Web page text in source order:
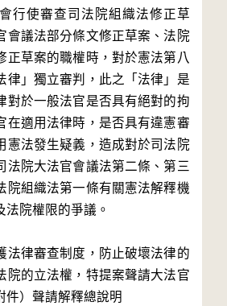
行使審查司法院組織法修正草
會議法部分條文修正草案、法院
正草案的職權時，對於憲法第八
律」獨立審判，此之「法律」是
對於一般法官是否具有絕對的拘
在適用法律時，是否具有違憲審
憲法發生疑義，造成對於司法院
法院大法官會議法第二條、第三
院組織法第一條有關憲法解釋機
法院權限的爭議。
法律審查制度，防止破壞法律的
院的立法權，特提案聲請大法官
件）聲請解釋總說明